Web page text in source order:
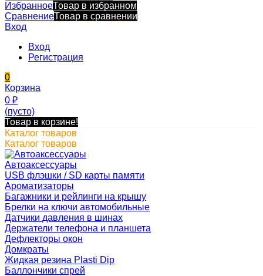
ИзбранноеТовар в избранном
СравнениеТовар в сравнении
Вход
Вход
Регистрация
0
Корзина
0 ₽
(пусто)
Товар в корзине!
Каталог товаров
Каталог товаров
Автоаксессуары
USB флэшки / SD карты памяти
Ароматизаторы
Багажники и рейлинги на крышу
Брелки на ключи автомобильные
Датчики давления в шинах
Держатели телефона и планшета
Дефлекторы окон
Домкраты
Жидкая резина Plasti Dip
Баллончики спрей